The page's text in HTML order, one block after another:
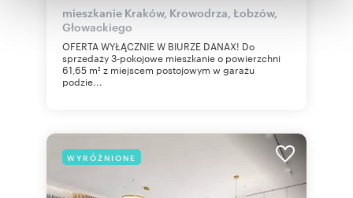
otrzymanymi od Ciebie lub uzyskanymi podczas
korzystania z ich usług.
mieszkanie Kraków, Krowodrza, Łobzów,
Głowackiego
OFERTA WYŁĄCZNIE W BIURZE DANAX! Do
sprzedaży 3-pokojowe mieszkanie o powierzchni
61,65 m² z miejscem postojowym w garażu
podzie...
WYRÓŻNIONE